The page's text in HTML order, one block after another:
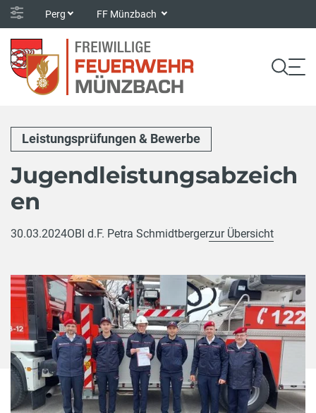
Perg FF Münzbach
Leistungsprüfungen & Bewerbe
Jugendleistungsabzeich
en
30.03.2024OBI d.F. Petra Schmidtbergerzur Übersicht